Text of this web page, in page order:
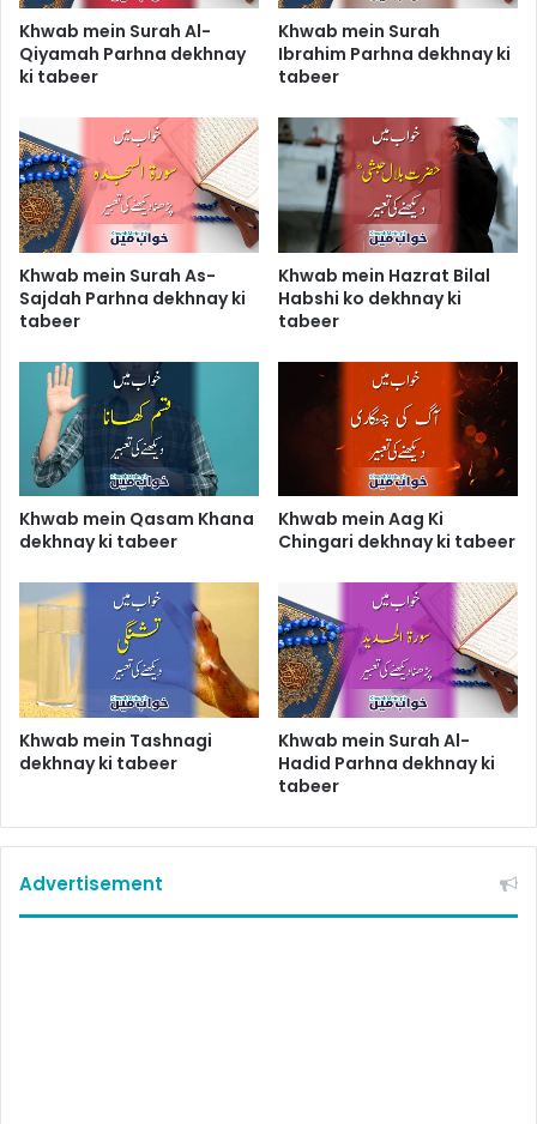
Khwab mein Surah Al-
Qiyamah Parhna dekhnay
ki tabeer
Khwab mein Surah
Ibrahim Parhna dekhnay ki
tabeer
Khwab mein Surah As-
Sajdah Parhna dekhnay ki
tabeer
Khwab mein Hazrat Bilal
Habshi ko dekhnay ki
tabeer
Khwab mein Qasam Khana
dekhnay ki tabeer
Khwab mein Aag Ki
Chingari dekhnay ki tabeer
Khwab mein Tashnagi
dekhnay ki tabeer
Khwab mein Surah Al-
Hadid Parhna dekhnay ki
tabeer
Advertisement